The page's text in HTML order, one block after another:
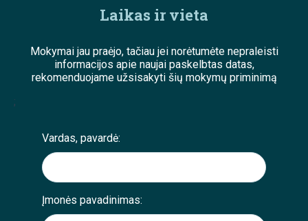
Laikas ir vieta
Mokymai jau praėjo, tačiau jei norėtumėte nepraleisti
informacijos apie naujai paskelbtas datas,
rekomenduojame užsisakyti šių mokymų priminimą
;
Vardas, pavardė:
Įmonės pavadinimas: